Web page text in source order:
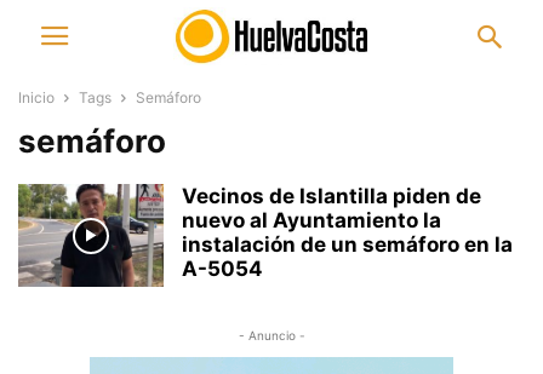
Inicio Tags Semáforo
semáforo
Vecinos de Islantilla piden de
nuevo al Ayuntamiento la
instalación de un semáforo en la
A-5054
- Anuncio -